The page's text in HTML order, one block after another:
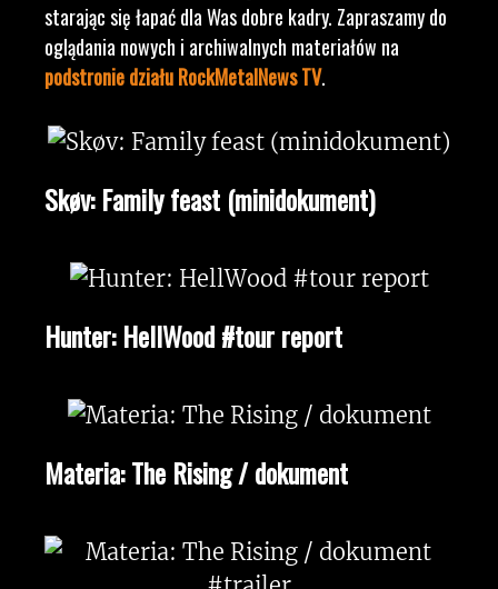
starając się łapać dla Was dobre kadry. Zapraszamy do
oglądania nowych i archiwalnych materiałów na
podstronie działu RockMetalNews TV.
Skøv: Family feast (minidokument)
Hunter: HellWood #tour report
Materia: The Rising / dokument